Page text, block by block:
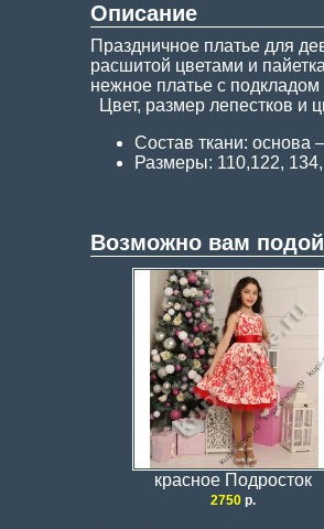
Описание
Праздничное платье для
расшитой цветами и
нежное платье с
Цвет, размер лепестков и
Состав ткани: основа
Размеры: 110,122,
Возможно вам
красное Подросток
2750 р.